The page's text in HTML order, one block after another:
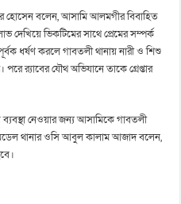
হোসেন বলেন, আসামি আলমগীর বিবাহিত
দেখিয়ে ভিকটিমের সাথে প্রেমের সম্পর্ক
ধর্ষণ করলে গাবতলী থানায় নারী ও শিশু
র‍্যাবের যৌথ অভিযানে তাকে গ্রেপ্তার
নেওয়ার জন্য আসামিকে গাবতলী
থানার ওসি আবুল কালাম আজাদ বলেন,